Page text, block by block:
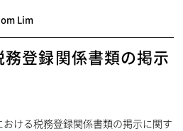
Lim
登録関係書類の掲示
おける税務登録関係書類の掲示に関す